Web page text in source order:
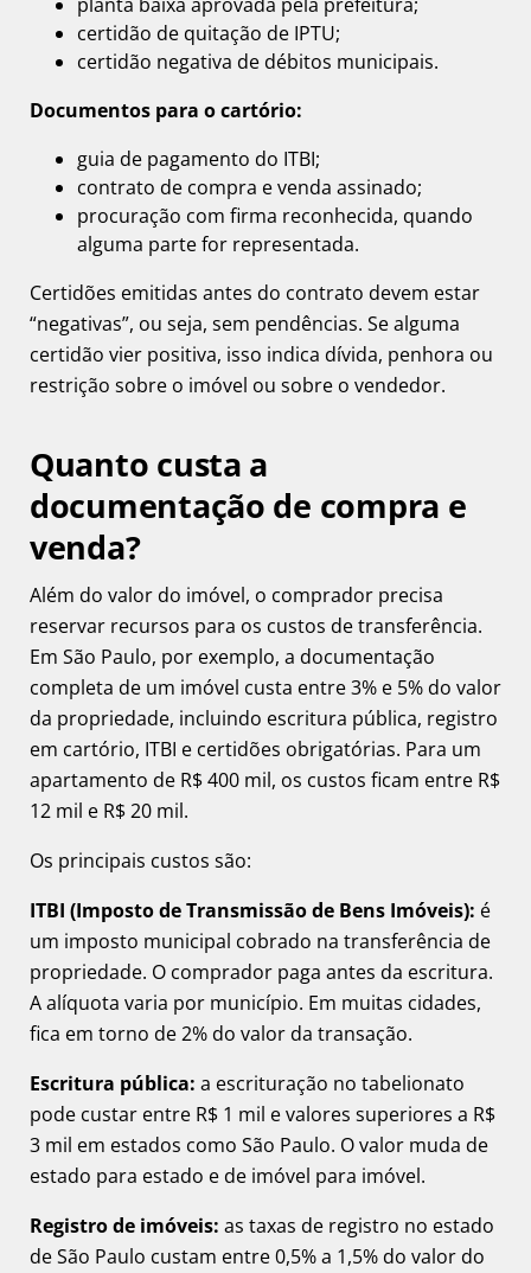
certidão de quitação de IPTU;
certidão negativa de débitos municipais.
Documentos para o cartório:
guia de pagamento do ITBI;
contrato de compra e venda assinado;
procuração com firma reconhecida, quando
alguma parte for representada.
Certidões emitidas antes do contrato devem estar
“negativas”, ou seja, sem pendências. Se alguma
certidão vier positiva, isso indica dívida, penhora ou
restrição sobre o imóvel ou sobre o vendedor.
Quanto custa a
documentação de compra e
venda?
Além do valor do imóvel, o comprador precisa
reservar recursos para os custos de transferência.
Em São Paulo, por exemplo, a documentação
completa de um imóvel custa entre 3% e 5% do valor
da propriedade, incluindo escritura pública, registro
em cartório, ITBI e certidões obrigatórias. Para um
apartamento de R$ 400 mil, os custos ficam entre R$
12 mil e R$ 20 mil.
Os principais custos são:
ITBI (Imposto de Transmissão de Bens Imóveis): é
um imposto municipal cobrado na transferência de
propriedade. O comprador paga antes da escritura.
A alíquota varia por município. Em muitas cidades,
fica em torno de 2% do valor da transação.
Escritura pública: a escrituração no tabelionato
pode custar entre R$ 1 mil e valores superiores a R$
3 mil em estados como São Paulo. O valor muda de
estado para estado e de imóvel para imóvel.
Registro de imóveis: as taxas de registro no estado
de São Paulo custam entre 0,5% a 1,5% do valor do